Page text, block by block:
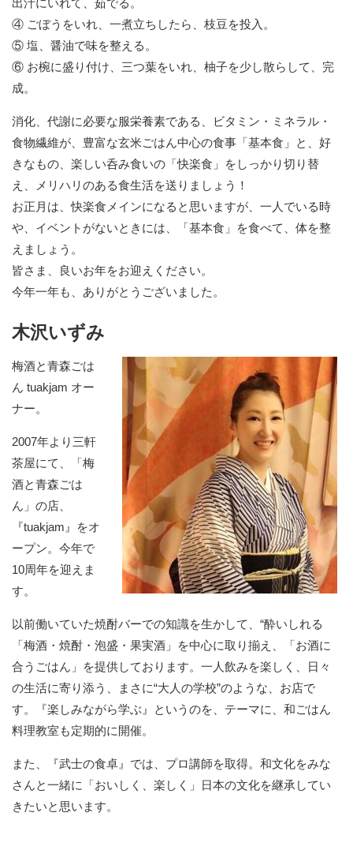
出汁にいれて、茹でる。
④ ごぼうをいれ、一煮立ちしたら、枝豆を投入。
⑤ 塩、醤油で味を整える。
⑥ お椀に盛り付け、三つ葉をいれ、柚子を少し散らして、完
成。
消化、代謝に必要な服栄養素である、ビタミン・ミネラル・
食物繊維が、豊富な玄米ごはん中心の食事「基本食」と、好
きなもの、楽しい呑み食いの「快楽食」をしっかり切り替
え、メリハリのある食生活を送りましょう！
お正月は、快楽食メインになると思いますが、一人でいる時
や、イベントがないときには、「基本食」を食べて、体を整
えましょう。
皆さま、良いお年をお迎えください。
今年一年も、ありがとうございました。
木沢いずみ
梅酒と青森ごは
ん tuakjam オー
ナー。
2007年より三軒
茶屋にて、「梅
酒と青森ごは
ん」の店、
『tuakjam』をオ
ープン。今年で
10周年を迎えま
す。
以前働いていた焼酎バーでの知識を生かして、“酔いしれる
「梅酒・焼酎・泡盛・果実酒」を中心に取り揃え、「お酒に
合うごはん」を提供しております。一人飲みを楽しく、日々
の生活に寄り添う、まさに“大人の学校”のような、お店で
す。『楽しみながら学ぶ』というのを、テーマに、和ごはん
料理教室も定期的に開催。
また、『武士の食卓』では、プロ講師を取得。和文化をみな
さんと一緒に「おいしく、楽しく」日本の文化を継承してい
きたいと思います。